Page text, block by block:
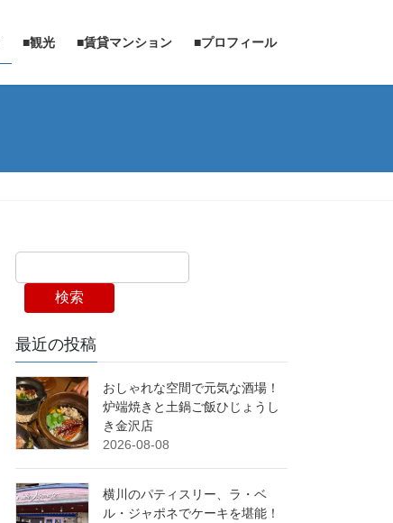
■観光 ■賃貸マンション ■プロフィール
検索
最近の投稿
おしゃれな空間で元気な酒場！
炉端焼きと土鍋ご飯ひじょうし
き金沢店
2026-08-08
横川のパティスリー、ラ・ベ
ル・ジャポネでケーキを堪能！